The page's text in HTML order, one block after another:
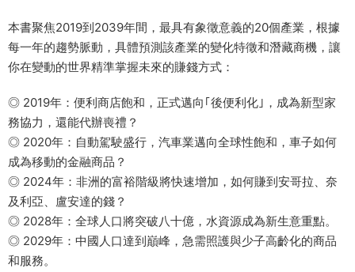
本書聚焦2019到2039年間，最具有象徵意義的20個產業，根據
每一年的趨勢脈動，具體預測該產業的變化特徵和潛藏商機，讓
你在變動的世界精準掌握未來的賺錢方式：
◎ 2019年：便利商店飽和，正式邁向｢後便利化｣，成為新型家
務協力，還能代辦喪禮？
◎ 2020年：自動駕駛盛行，汽車業邁向全球性飽和，車子如何
成為移動的金融商品？
◎ 2024年：非洲的富裕階級將快速增加，如何賺到安哥拉、奈
及利亞、盧安達的錢？
◎ 2028年：全球人口將突破八十億，水資源成為新生意重點。
◎ 2029年：中國人口達到巔峰，急需照護與少子高齡化的商品
和服務。